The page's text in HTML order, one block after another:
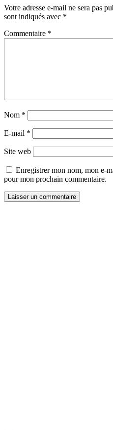
Votre adresse e-mail ne sera pas
sont indiqués avec *
Commentaire *
Nom *
E-mail *
Site web
Enregistrer mon nom, mon e-
pour mon prochain commentaire.